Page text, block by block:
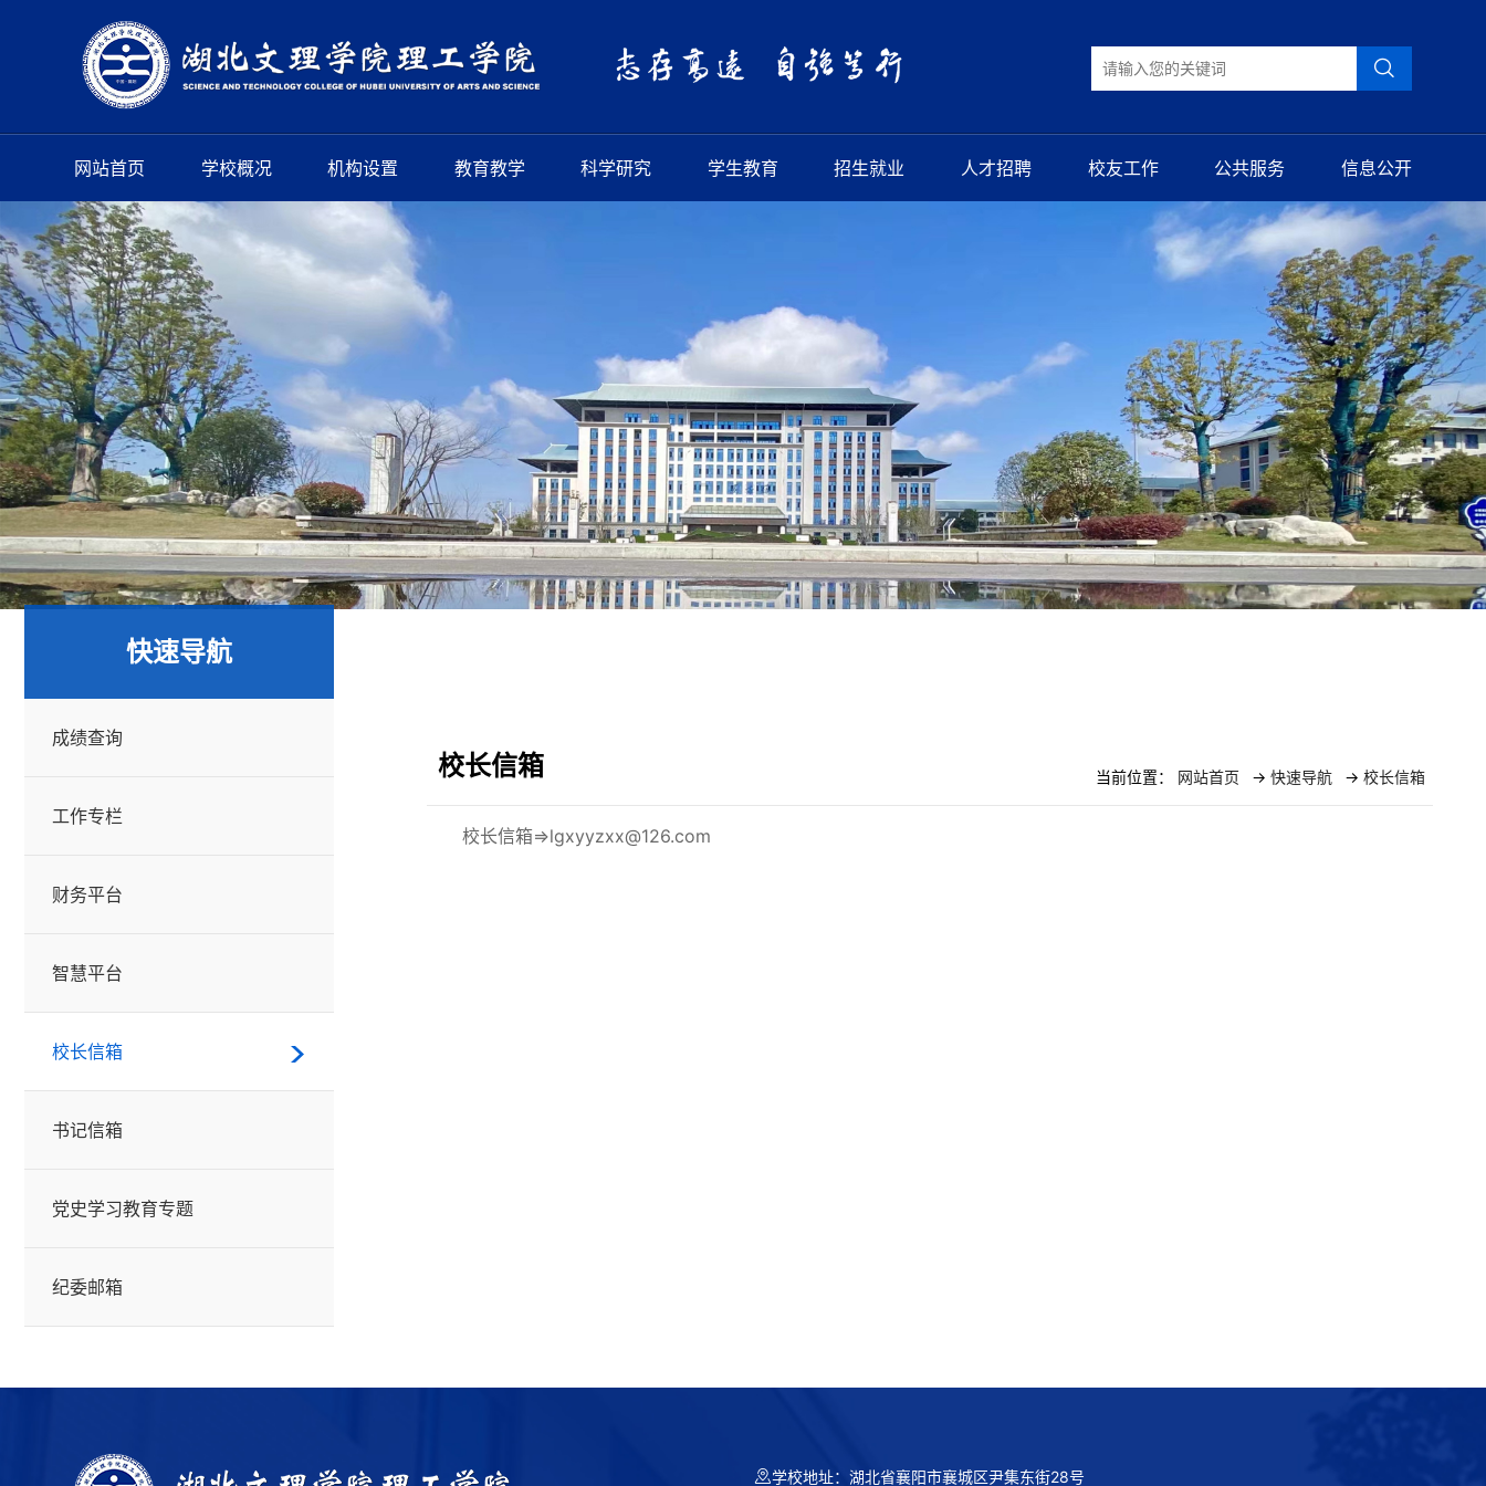
网站首页 学校概况 机构设置 教育教学 科学研究 学生教育 招生就业 人才招聘 校友工作 公共服务 信息公开
快速导航
成绩查询
工作专栏
财务平台
智慧平台
校长信箱
书记信箱
党史学习教育专题
纪委邮箱
校长信箱 当前位置： 网站首页 -> 快速导航 -> 校长信箱
校长信箱⇒lgxyyzxx@126.com
学校地址：湖北省襄阳市襄城区尹集东街28号